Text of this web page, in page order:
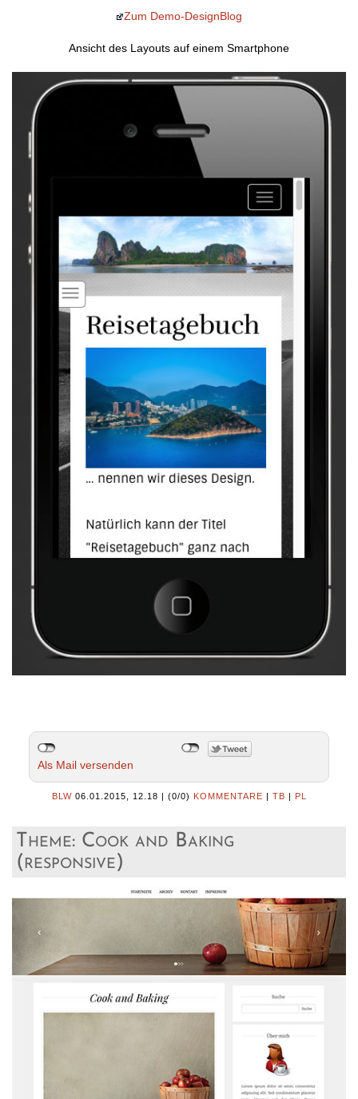
Zum Demo-DesignBlog
Ansicht des Layouts auf einem Smartphone
Als Mail versenden
BLW 06.01.2015, 12.18 | (0/0) KOMMENTARE | TB | PL
Theme: Cook and Baking
(responsive)